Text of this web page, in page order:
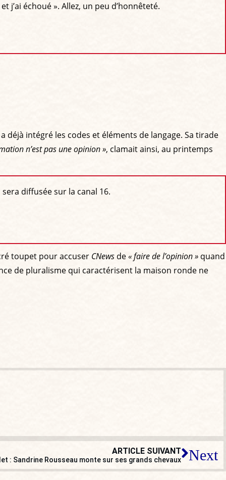
j’ai échoué ». Allez, un peu d’honnêteté.
déjà intégré les codes et éléments de langage. Sa tirade
n’est pas une opinion », clamait ainsi, au printemps
diffusée sur la canal 16.
toupet pour accuser CNews de« faire de l’opinion » quand
de pluralisme qui caractérisent la maison ronde ne
ARTICLE SUIVANT
: Sandrine Rousseau monte sur ses grands chevaux Next